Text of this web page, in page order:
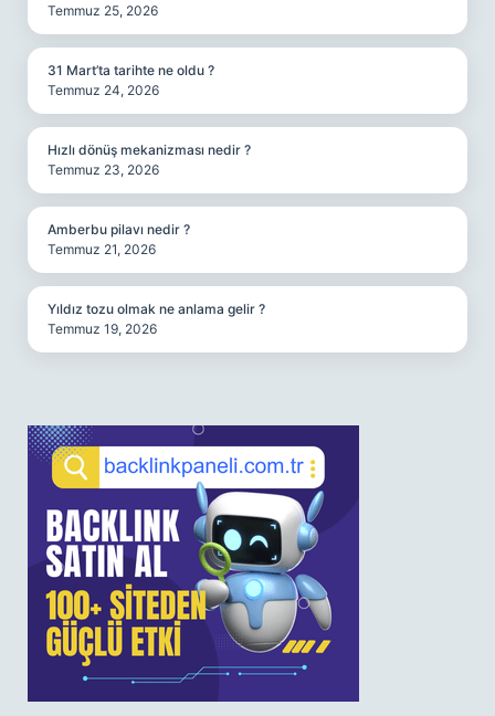
Temmuz 25, 2026
31 Mart’ta tarihte ne oldu ?
Temmuz 24, 2026
Hızlı dönüş mekanizması nedir ?
Temmuz 23, 2026
Amberbu pilavı nedir ?
Temmuz 21, 2026
Yıldız tozu olmak ne anlama gelir ?
Temmuz 19, 2026